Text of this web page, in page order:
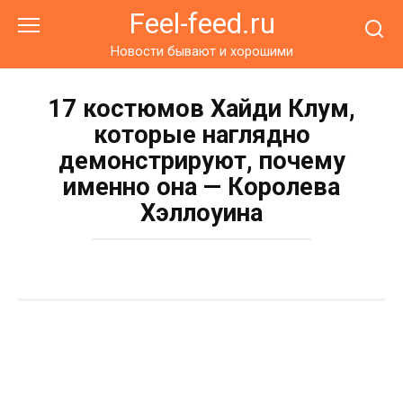
Feel-feed.ru
Новости бывают и хорошими
17 костюмов Хайди Клум,
которые наглядно
демонстрируют, почему
именно она — Королева
Хэллоуина